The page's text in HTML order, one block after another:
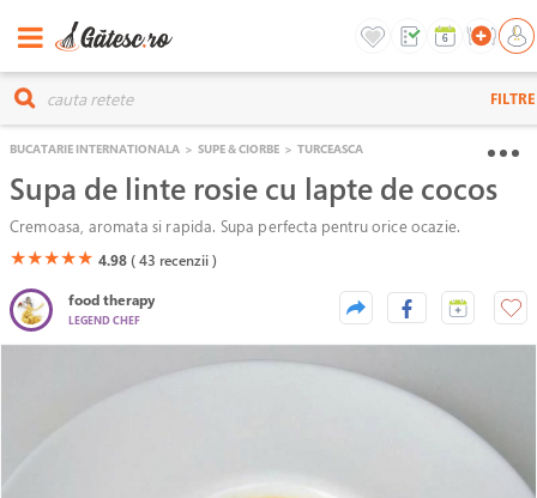
FILTRE
BUCATARIE INTERNATIONALA > SUPE & CIORBE > TURCEASCA
Supa de linte rosie cu lapte de cocos
Cremoasa, aromata si rapida. Supa perfecta pentru orice ocazie.
(*)
★(*)
★(*)
★(*)
★(*)
★ 4.98( 43 recenzii )
food therapy
LEGEND CHEF